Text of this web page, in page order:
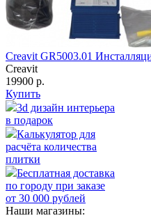
Creavit GR5003.01
Creavit
19900 р.
Купить
3d дизайн интерьера
в подарок
Калькулятор для
расчёта количества
плитки
Бесплатная доставка
по городу при заказе
от 30 000 рублей
Наши магазины: